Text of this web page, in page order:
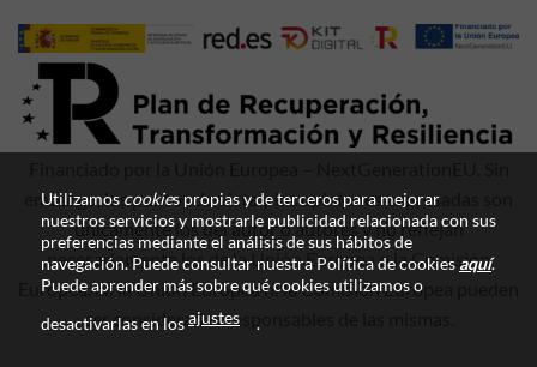
embargo, los puntos de vista y las opiniones expresadas son
únicamente los del autor o autores y no reflejan
necesariamente los de la Unión Europea o la Comisión
Europea. Ni la Unión Europea ni la Comisión Europea pueden
ser consideradas responsables de las mismas.
Utilizamos cookies propias y de terceros para mejorar
nuestros servicios y mostrarle publicidad relacionada con sus
preferencias mediante el análisis de sus hábitos de
navegación. Puede consultar nuestra Política de cookies aquí.
Puede aprender más sobre qué cookies utilizamos o
desactivarlas en losajustes .